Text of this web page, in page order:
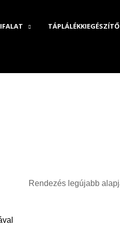
TÁPLÁLÉKKIEGÉSZÍTŐ